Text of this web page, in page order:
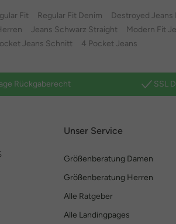
Fit Regular Fit Denim Destroyed Jeans
Jeans Schwarz Straight Modern Fit
Jeans Schnitt
4 Pocket Jeans
Rückgaberecht SSL
Unser Service
Größenberatung Damen
Größenberatung Herren
Alle Ratgeber
Alle Landingpages